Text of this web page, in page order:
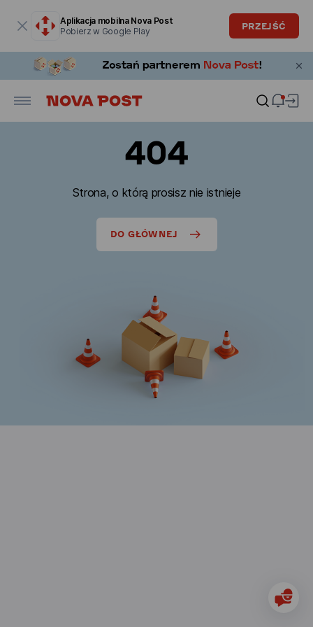
Aplikacja mobilna Nova Post
Pobierz w Google Play
PRZEJŚĆ
404
Strona, o którą prosisz nie istnieje
DO GŁÓWNEJ